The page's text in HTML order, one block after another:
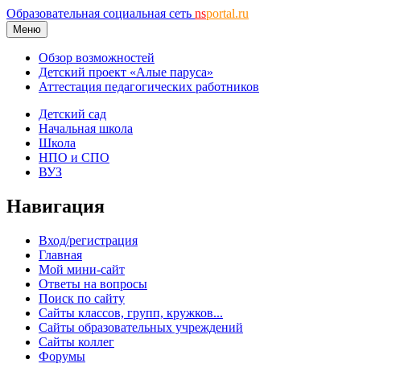
Образовательная социальная сеть nsportal.ru
Меню
Обзор возможностей
Детский проект «Алые паруса»
Аттестация педагогических работников
Детский сад
Начальная школа
Школа
НПО и СПО
ВУЗ
Навигация
Вход/регистрация
Главная
Мой мини-сайт
Ответы на вопросы
Поиск по сайту
Сайты классов, групп, кружков...
Сайты образовательных учреждений
Сайты коллег
Форумы